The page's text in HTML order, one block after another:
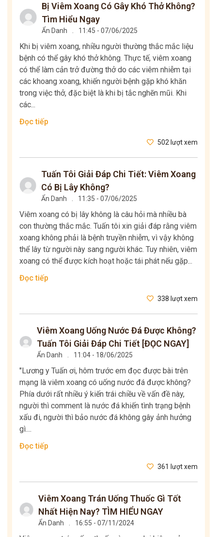
Bị Viêm Xoang Có Gây Khó Thở Không?
Tìm Hiểu Ngay
Ẩn Danh 11:45 - 07/06/2025
Khi bị viêm xoang, nhiều người thường thắc mắc liệu
bệnh có thể gây khó thở không. Thực tế, viêm xoang
có thể làm cản trở đường thở do các viêm nhiễm tại
các khoang xoang, khiến người bệnh gặp khó khăn
trong việc thở, đặc biệt là khi bị tắc nghẽn mũi. Khi
các...
Đọc tiếp
502 lượt xem
Tuấn Tôi Giải Đáp Chi Tiết: Viêm Xoang
Có Bị Lây Không?
Ẩn Danh 11:35 - 07/06/2025
Viêm xoang có bị lây không là câu hỏi mà nhiều bà
con thường thắc mắc. Tuấn tôi xin giải đáp rằng viêm
xoang không phải là bệnh truyền nhiễm, vì vậy không
thể lây từ người này sang người khác. Tuy nhiên, viêm
xoang có thể được kích hoạt hoặc tái phát nếu gặp...
Đọc tiếp
338 lượt xem
Viêm Xoang Uống Nước Đá Được Không?
Tuấn Tôi Giải Đáp Chi Tiết [ĐỌC NGAY]
Ẩn Danh 11:04 - 18/06/2025
"Lương y Tuấn ơi, hôm trước em đọc được bài trên
mạng là viêm xoang có uống nước đá được không?
Phía dưới rất nhiều ý kiến trái chiều về vấn đề này,
người thì comment là nước đá khiến tình trạng bệnh
xấu đi, người thì bảo nước đá không gây ảnh hưởng
gì....
Đọc tiếp
361 lượt xem
Viêm Xoang Trán Uống Thuốc Gì Tốt
Nhất Hiện Nay? TÌM HIỂU NGAY
Ẩn Danh 16:55 - 07/11/2024